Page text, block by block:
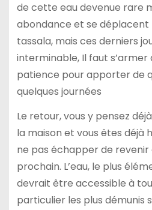
de cette eau devenue rare
abondance et se déplacent
tassala, mais ces derniers
interminable, Il faut s’armer
patience pour apporter de
quelques journées
Le retour, vous y pensez
la maison et vous êtes déjà
ne pas échapper de revenir
prochain. L’eau, le plus
devrait être accessible à
particulier les plus démunis